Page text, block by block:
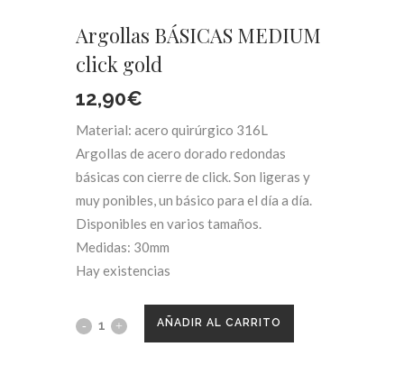
Argollas BÁSICAS MEDIUM
click gold
12,90€
Material: acero quirúrgico 316L
Argollas de acero dorado redondas
básicas con cierre de click. Son ligeras y
muy ponibles, un básico para el día a día.
Disponibles en varios tamaños.
Medidas: 30mm
Hay existencias
AÑADIR AL CARRITO